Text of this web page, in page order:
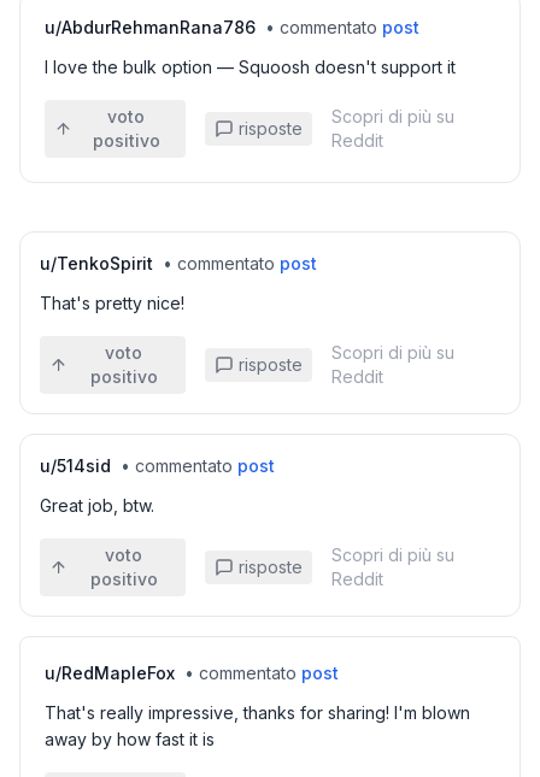
u/AbdurRehmanRana786 • commentato post
I love the bulk option — Squoosh doesn't support it
voto
positivo
risposte
Scopri di più su
Reddit
u/TenkoSpirit • commentato post
That's pretty nice!
voto
positivo
risposte
Scopri di più su
Reddit
u/514sid • commentato post
Great job, btw.
voto
positivo
risposte
Scopri di più su
Reddit
u/RedMapleFox • commentato post
That's really impressive, thanks for sharing! I'm blown
away by how fast it is